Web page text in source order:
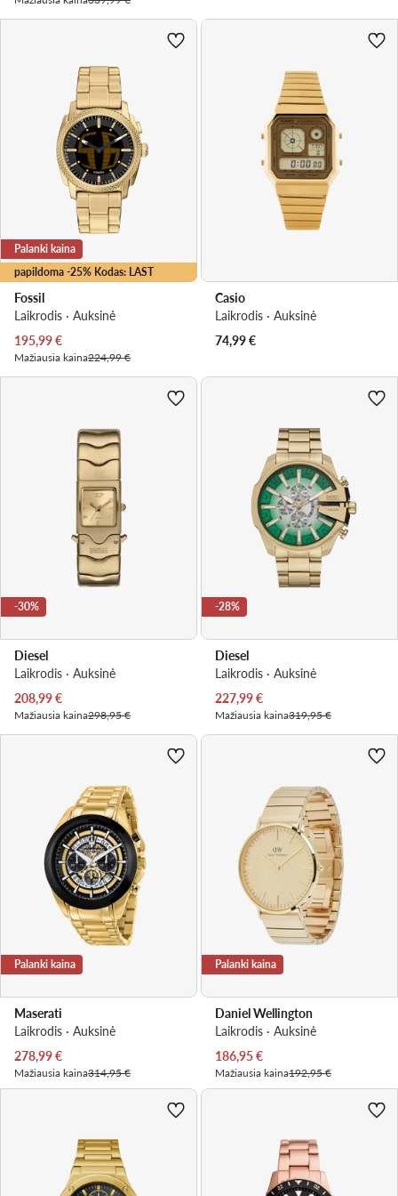
papildoma -25% Kodas: LAST
Palanki kaina
Fossil
Laikrodis · Auksinė
Dabartinė kaina
195,99€
Mažiausia kaina224,99 €
Casio
Laikrodis · Auksinė
74,99€
-30%
Diesel
Laikrodis · Auksinė
Dabartinė kaina
208,99€
Mažiausia kaina298,95 €
-28%
Diesel
Laikrodis · Auksinė
Dabartinė kaina
227,99€
Mažiausia kaina319,95 €
Palanki kaina
Maserati
Laikrodis · Auksinė
Dabartinė kaina
278,99€
Mažiausia kaina314,95 €
Palanki kaina
Daniel Wellington
Laikrodis · Auksinė
Dabartinė kaina
186,95€
Mažiausia kaina192,95 €